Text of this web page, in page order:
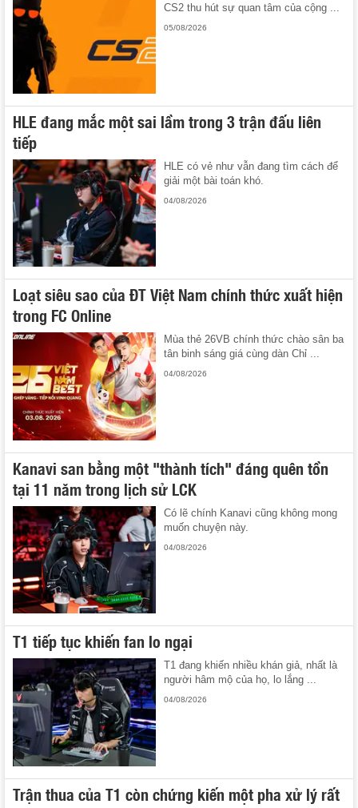
CS2 thu hút sự quan tâm của cộng ...
05/08/2026
HLE đang mắc một sai lầm trong 3 trận đấu liên
tiếp
HLE có vẻ như vẫn đang tìm cách để
giải một bài toán khó.
04/08/2026
Loạt siêu sao của ĐT Việt Nam chính thức xuất hiện
trong FC Online
Mùa thẻ 26VB chính thức chào sân ba
tân binh sáng giá cùng dàn Chỉ ...
04/08/2026
Kanavi san bằng một "thành tích" đáng quên tồn
tại 11 năm trong lịch sử LCK
Có lẽ chính Kanavi cũng không mong
muốn chuyện này.
04/08/2026
T1 tiếp tục khiến fan lo ngại
T1 đang khiến nhiều khán giả, nhất là
người hâm mộ của họ, lo lắng ...
04/08/2026
Trận thua của T1 còn chứng kiến một pha xử lý rất